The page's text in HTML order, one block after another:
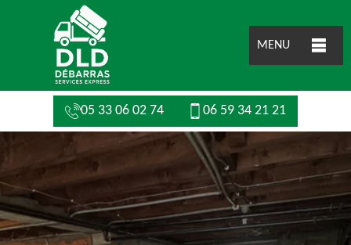
MENU
05 33 06 02 74 06 59 34 21 21